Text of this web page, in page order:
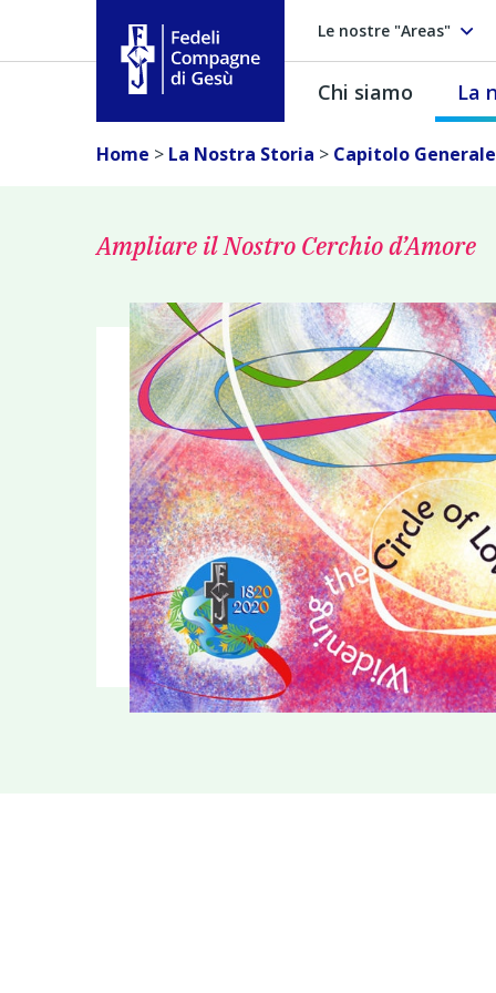
Le nostre "Areas"
Fedeli Compagne di Gesú
Chi siamo La
Home > La Nostra Storia > Capitolo
Ampliare il Nostro Cerchio d’Amore